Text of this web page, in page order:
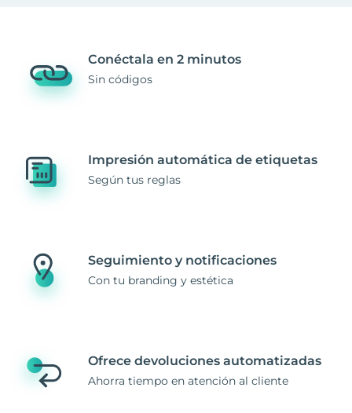
Conéctala en 2 minutos
Sin códigos
Impresión automática de etiquetas
Según tus reglas
Seguimiento y notificaciones
Con tu branding y estética
Ofrece devoluciones automatizadas
Ahorra tiempo en atención al cliente